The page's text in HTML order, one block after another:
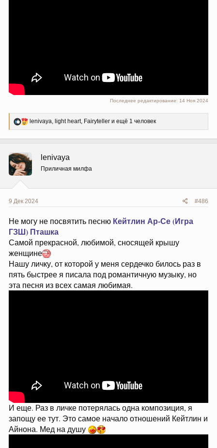
Последнее редактирование: 14 Ноя 2024
Р
и
и
:
lenivaya light heart, Fairyteller и ещё 1 человек
lenivaya
Приличная милфа
9 Дек 2024 #486
Не могу не посвятить песню Кейтлин Ар-Се (Игра
ГЗШ) Пташка
Самой прекрасной, любимой, сносящей крышу
женщине
Нашу личку, от которой у меня сердечко билось раз в
пять быстрее я писала под романтичную музыку, но
эта песня из всех самая любимая.
И еще. Раз в личке потерялась одна композиция, я
запощу ее тут. Это самое начало отношений Кейтлин и
Айнона. Мед на душу